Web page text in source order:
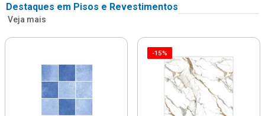
Destaques em Pisos e Revestimentos
Veja mais
-15%